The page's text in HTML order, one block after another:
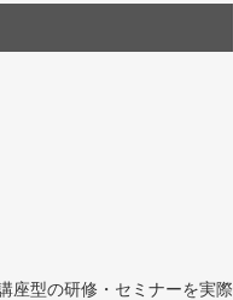
座型の研修・セミナーを実際